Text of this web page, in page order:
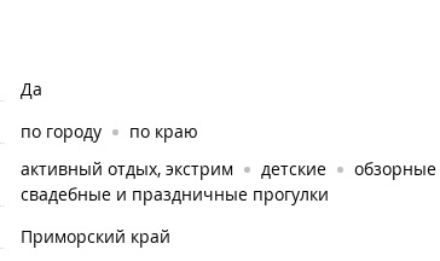
Да
по городу по краю
активный отдых, экстрим детские обзорные
свадебные и праздничные прогулки
Приморский край